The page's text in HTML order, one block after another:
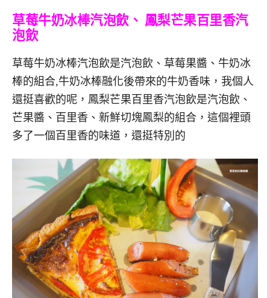
草莓牛奶冰棒汽泡飲、 鳳梨芒果百里香汽
泡飲
草莓牛奶冰棒汽泡飲是汽泡飲、草莓果醬、牛奶冰
棒的組合,牛奶冰棒融化後帶來的牛奶香味，我個人
還挺喜歡的呢，鳳梨芒果百里香汽泡飲是汽泡飲、
芒果醬、百里香、新鮮切塊鳳梨的組合，這個裡頭
多了一個百里香的味道，還挺特別的